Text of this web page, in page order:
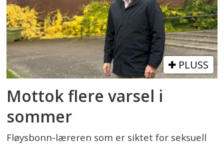
PLUSS
Mottok flere varsel i
sommer
Fløysbonn-læreren som er siktet for seksuell